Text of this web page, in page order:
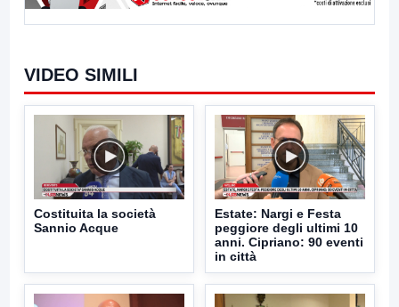
VIDEO SIMILI
Costituita la società
Sannio Acque
Estate: Nargi e Festa
peggiore degli ultimi 10
anni. Cipriano: 90 eventi
in città